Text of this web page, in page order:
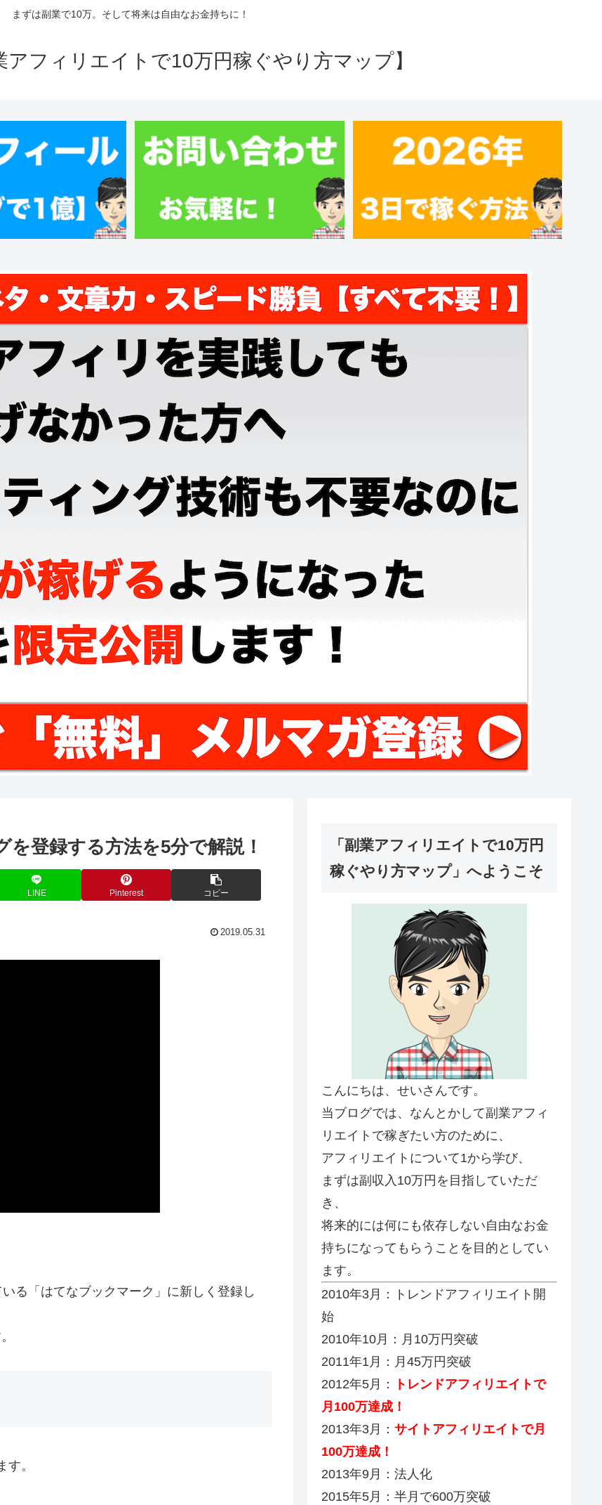
まずは副業で10万。そして将来は自由なお金持ちに！
フィリエイトで10万円稼ぐやり方マップ】
登録する方法を5分で解説！
LINE Pinterest コピー
2019.05.31
る「はてなブックマーク」に新しく登録し
。
「副業アフィリエイトで10万円
稼ぐやり方マップ」へようこそ
こんにちは、せいさんです。
当ブログでは、なんとかして副業アフィ
リエイトで稼ぎたい方のために、
アフィリエイトについて1から学び、
まずは副収入10万円を目指していただ
き、
将来的には何にも依存しない自由なお金
持ちになってもらうことを目的としてい
ます。
2010年3月：トレンドアフィリエイト開
始
2010年10月：月10万円突破
2011年1月：月45万円突破
2012年5月：
トレンドアフィリエイトで
月100万達成！
2013年3月： サイトアフィリエイトで月
100万達成！
2013年9月：法人化
2015年5月：半月で600万突破